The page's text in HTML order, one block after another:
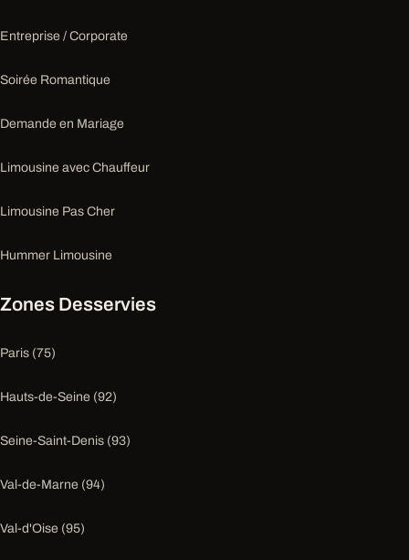
Entreprise / Corporate
Soirée Romantique
Demande en Mariage
Limousine avec Chauffeur
Limousine Pas Cher
Hummer Limousine
Zones Desservies
Paris (75)
Hauts-de-Seine (92)
Seine-Saint-Denis (93)
Val-de-Marne (94)
Val-d'Oise (95)